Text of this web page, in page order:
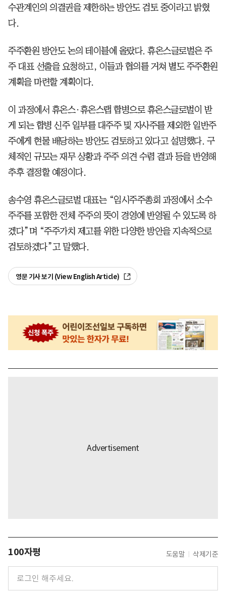
수관계인의 의결권을 제한하는 방안도 검토 중이라고 밝혔
다.
주주환원 방안도 논의 테이블에 올랐다. 휴온스글로벌은 주
주 대표 선출을 요청하고, 이들과 협의를 거쳐 별도 주주환원
계획을 마련할 계획이다.
이 과정에서 휴온스·휴온스랩 합병으로 휴온스글로벌이 받
게 되는 합병 신주 일부를 대주주 및 자사주를 제외한 일반주
주에게 현물 배당하는 방안도 검토하고 있다고 설명했다. 구
체적인 규모는 재무 상황과 주주 의견 수렴 결과 등을 반영해
추후 결정할 예정이다.
송수영 휴온스글로벌 대표는 “임시주주총회 과정에서 소수
주주를 포함한 전체 주주의 뜻이 경영에 반영될 수 있도록 하
겠다”며 “주주가치 제고를 위한 다양한 방안을 지속적으로
검토하겠다”고 말했다.
영문 기사 보기 (View English Article)
100자평 도움말 삭제기준